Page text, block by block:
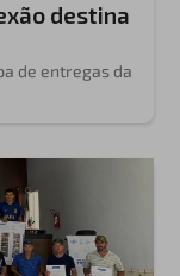
destina
de entregas da